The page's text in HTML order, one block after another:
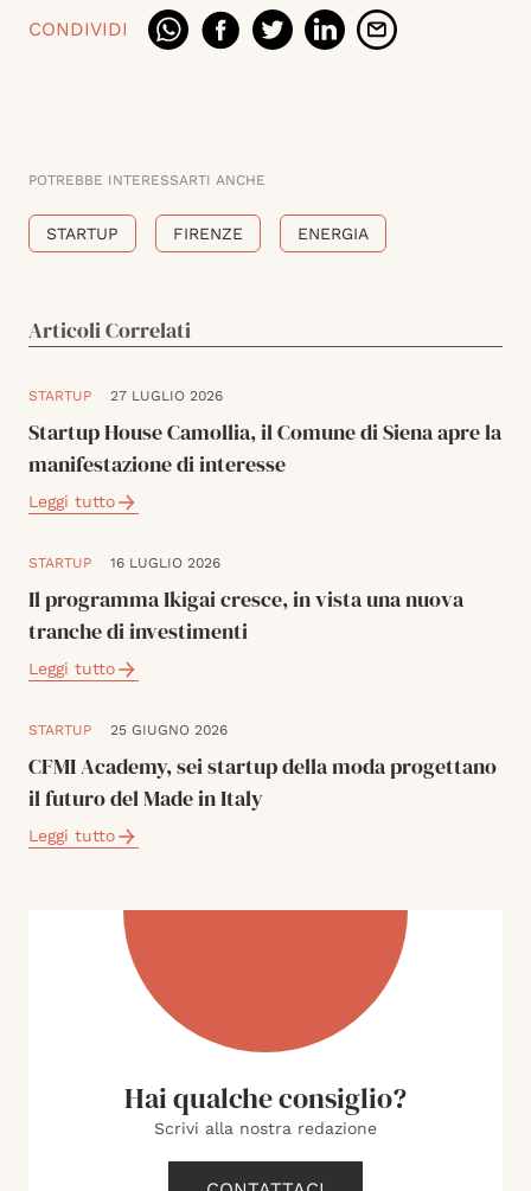
CONDIVIDI
POTREBBE INTERESSARTI ANCHE
STARTUP FIRENZE ENERGIA
Articoli Correlati
STARTUP 27 LUGLIO 2026
Startup House Camollia, il Comune di Siena apre la
manifestazione di interesse
Leggi tutto
STARTUP 16 LUGLIO 2026
Il programma Ikigai cresce, in vista una nuova
tranche di investimenti
Leggi tutto
STARTUP 25 GIUGNO 2026
CFMI Academy, sei startup della moda progettano
il futuro del Made in Italy
Leggi tutto
Hai qualche consiglio?
Scrivi alla nostra redazione